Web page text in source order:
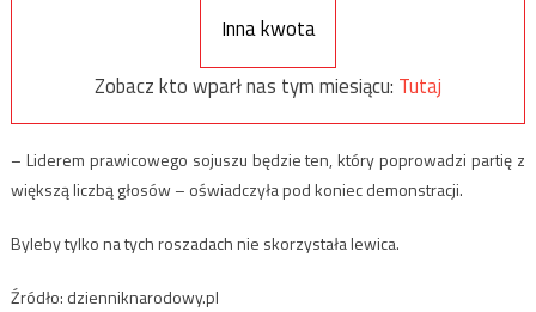
Inna kwota
Zobacz kto wparł nas tym miesiącu: Tutaj
– Liderem prawicowego sojuszu będzie ten, który poprowadzi partię z
większą liczbą głosów – oświadczyła pod koniec demonstracji.
Byleby tylko na tych roszadach nie skorzystała lewica.
Źródło: dzienniknarodowy.pl